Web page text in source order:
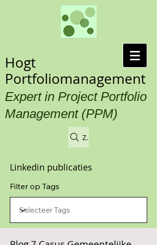
Hogt
Portfoliomanagement
Expert in Project Portfolio
Management (PPM)
Zoek
Linkedin publicaties
Filter op Tags